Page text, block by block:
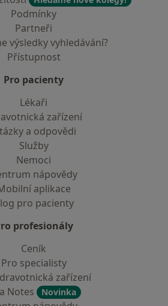
Podmínky
Partneři
výsledky vyhledávání?
Přístupnost
Pro pacienty
Lékaři
zařízení
a odpovědi
Služby
Nemoci
nápovědy
aplikace
pro pacienty
profesionály
Ceník
Pro specialisty
zařízení
Notes
Novinka